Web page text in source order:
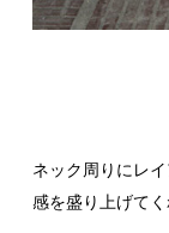
ネック周りにレ
感を盛り上げてく